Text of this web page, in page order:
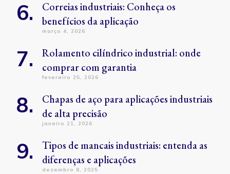
Correias industriais: Conheça os
benefícios da aplicação
março 4, 2026
Rolamento cilíndrico industrial: onde
comprar com garantia
fevereiro 25, 2026
Chapas de aço para aplicações industriais
de alta precisão
janeiro 21, 2026
Tipos de mancais industriais: entenda as
diferenças e aplicações
dezembro 8, 2025